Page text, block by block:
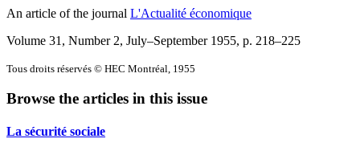
An article of the journal L'Actualité économique
Volume 31, Number 2, July–September 1955, p. 218–225
Tous droits réservés © HEC Montréal, 1955
Browse the articles in this issue
La sécurité sociale